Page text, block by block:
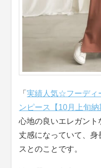
「実績人気☆フーディ
ンピース【10月上旬納
心地の良いエレガン
丈感になっていて、
スとのことです。